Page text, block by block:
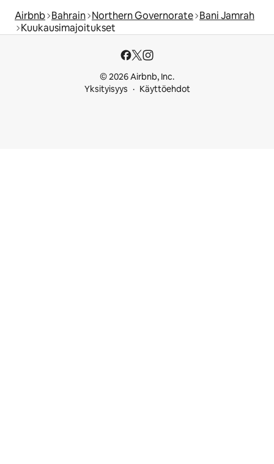
Airbnb Bahrain Northern Governorate Bani Jamrah
Kuukausimajoitukset
© 2026 Airbnb, Inc.
Yksityisyys
Käyttöehdot